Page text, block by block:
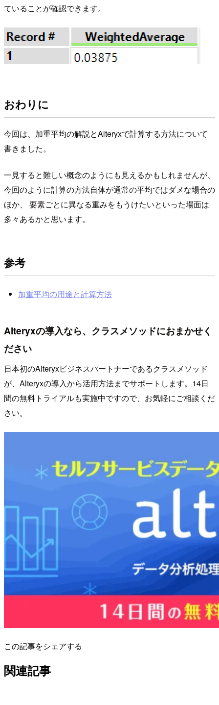
ていることが確認できます。
おわりに
今回は、加重平均の解説とAlteryxで計算する方法について
書きました。
一見すると難しい概念のようにも見えるかもしれませんが、
今回のように計算の方法自体が通常の平均ではダメな場合の
ほか、 要素ごとに異なる重みをもうけたいといった場面は
多々あるかと思います。
参考
加重平均の用途と計算方法
Alteryxの導入なら、クラスメソッドにおまかせく
ださい
日本初のAlteryxビジネスパートナーであるクラスメソッド
が、Alteryxの導入から活用方法までサポートします。14日
間の無料トライアルも実施中ですので、お気軽にご相談くだ
さい。
この記事をシェアする
関連記事